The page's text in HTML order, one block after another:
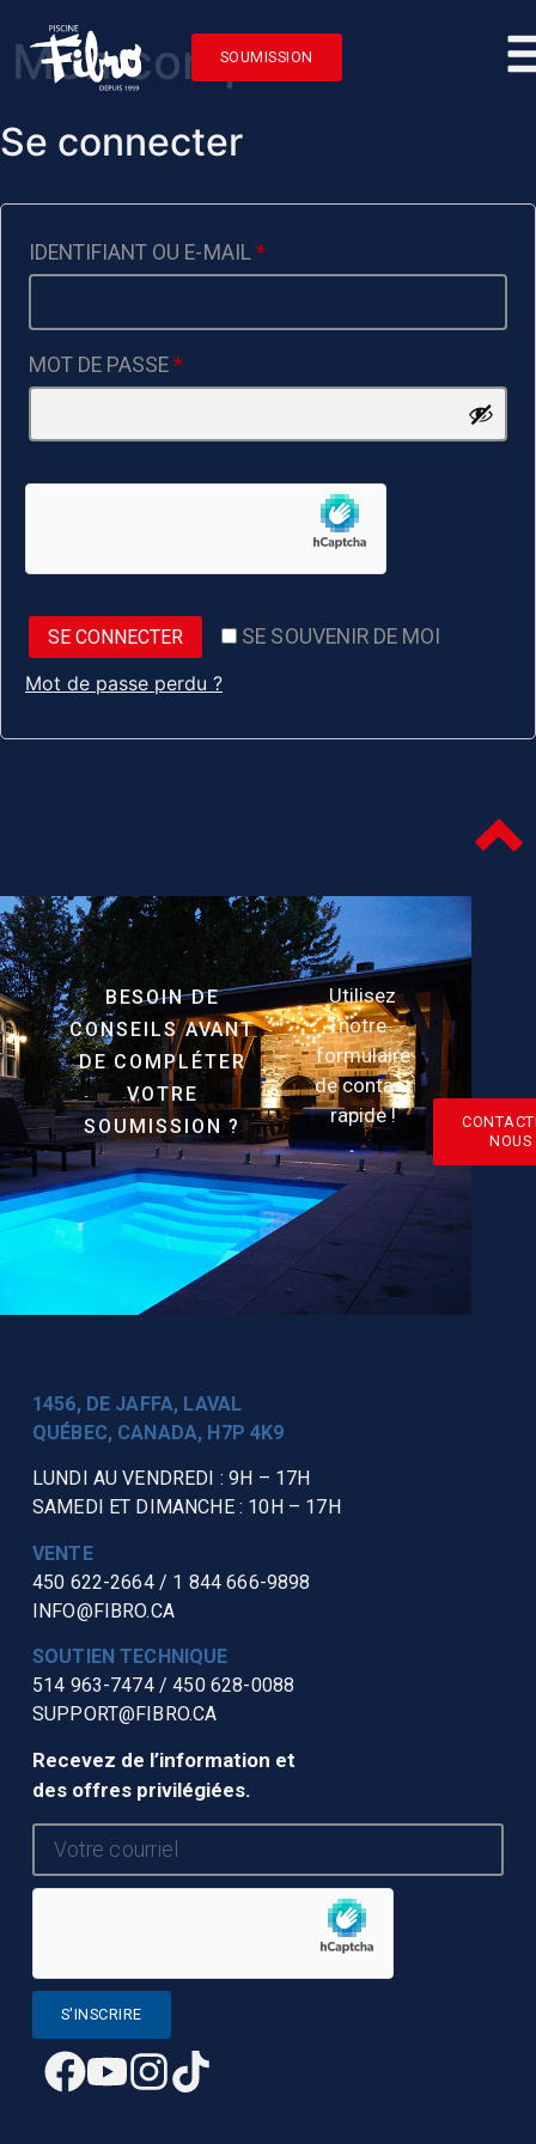
SOUMISSION
Mon compte
Se connecter
IDENTIFIANT OU E-MAIL *
MOT DE PASSE*
SE SOUVENIR DE MOI
SE CONNECTER
Mot de passe perdu ?
BESOIN DE
CONSEILS AVANT
DE COMPLÉTER
VOTRE
SOUMISSION ?
Utilisez
notre
formulaire
de contact
rapide !
NOUS
1456, DE JAFFA, LAVAL
QUÉBEC, CANADA, H7P 4K9
LUNDI AU VENDREDI : 9H – 17H
SAMEDI ET DIMANCHE : 10H – 17H
VENTE
450 622-2664/ 1 844 666-9898
INFO@FIBRO.CA
SOUTIEN TECHNIQUE
514 963-7474/450 628-0088
SUPPORT@FIBRO.CA
Recevez de l’information et
des offres privilégiées.
S'INSCRIRE